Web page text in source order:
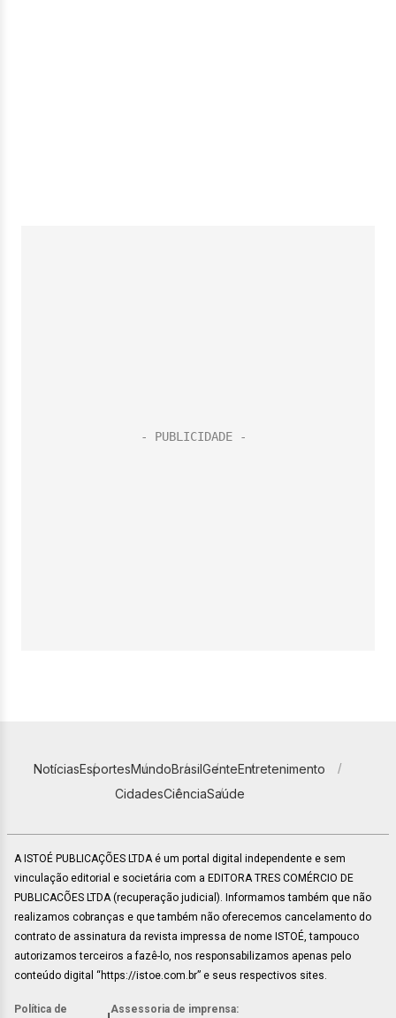
NotíciasEsportesMundoBrasilGenteEntretenimento
CidadesCiênciaSaúde
A ISTOÉ PUBLICAÇÕES LTDA é um portal digital independente e sem
vinculação editorial e societária com a EDITORA TRES COMÉRCIO DE
PUBLICACÕES LTDA (recuperação judicial). Informamos também que não
realizamos cobranças e que também não oferecemos cancelamento do
contrato de assinatura da revista impressa de nome ISTOÉ, tampouco
autorizamos terceiros a fazê-lo, nos responsabilizamos apenas pelo
conteúdo digital “https://istoe.com.br” e seus respectivos sites.
Política de Assessoria de imprensa: